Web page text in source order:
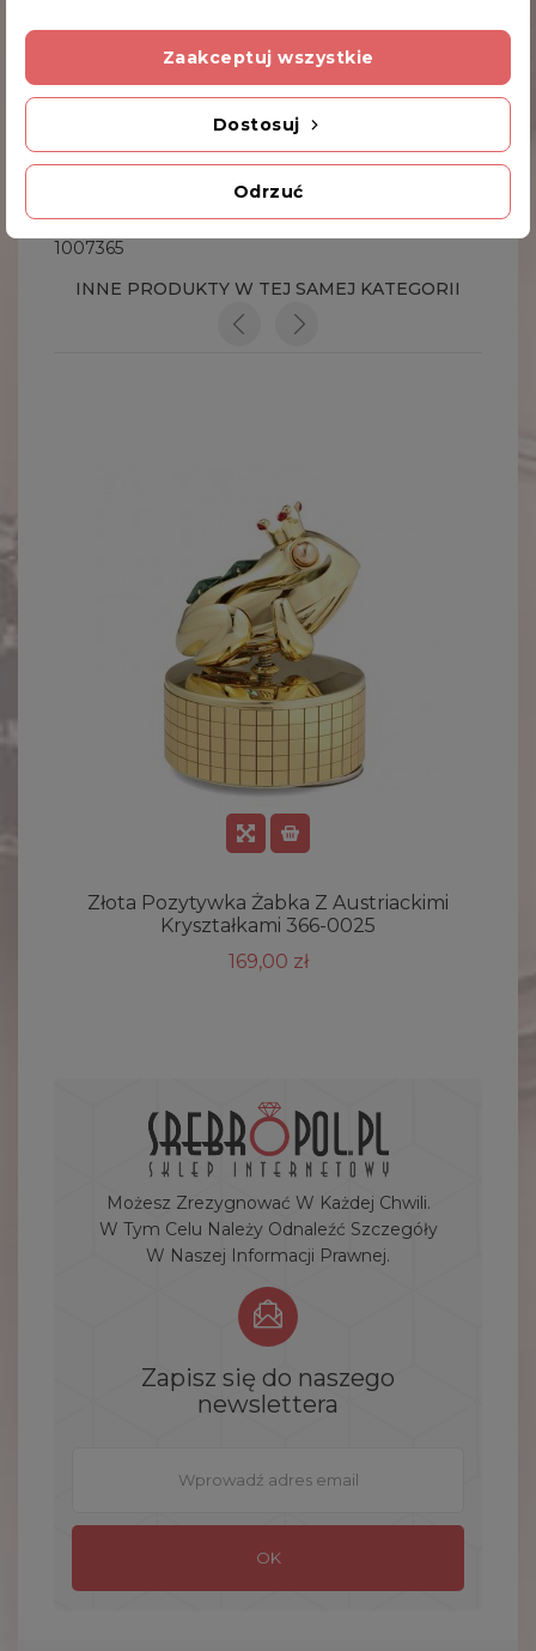
Na razie nie dodano żadnej recenzji.
Dodatkowe Informacje
Kod produktu
1007365
INNE PRODUKTY W TEJ SAMEJ KATEGORII
Złota Pozytywka Żabka Z Austriackimi
Kryształkami 366-0025
169,00 zł
Możesz Zrezygnować W Każdej Chwili.
W Tym Celu Należy Odnaleźć Szczegóły
W Naszej Informacji Prawnej.
Zapisz się do naszego
newslettera
Odrzuć
Dostosuj
Zaakceptuj wszystkie